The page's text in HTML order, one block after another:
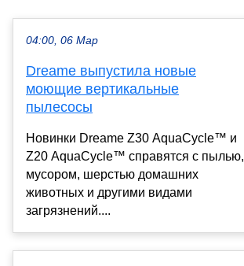
04:00, 06 Мар
Dreame выпустила новые
моющие вертикальные
пылесосы
Новинки Dreame Z30 AquaCycle™ и
Z20 AquaCycle™ справятся с пылью,
мусором, шерстью домашних
животных и другими видами
загрязнений....